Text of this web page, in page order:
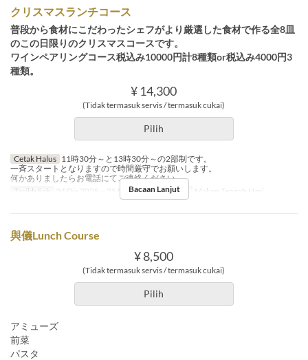
クリスマスランチコース
普段から食材にこだわったシェフがより厳選した食材で作る全8皿
のこの日限りのクリスマスコースです。
ワインペアリングコース税込み10000円計8種類or税込み4000円3
種類。
¥ 14,300
(Tidak termasuk servis / termasuk cukai)
Pilih
Cetak Halus 11時30分～と13時30分～の2部制です。
一斉スタートとなりますので時間厳守でお願いします。
何かありましたらお電話にてご連絡ください。
Tarikh Sah
24 Dis 2025 ~ 25 Dis 2025 Makanan Makan Tengah Hari
Bacaan Lanjut
與儀Lunch Course
¥ 8,500
(Tidak termasuk servis / termasuk cukai)
Pilih
アミューズ
前菜
パスタ